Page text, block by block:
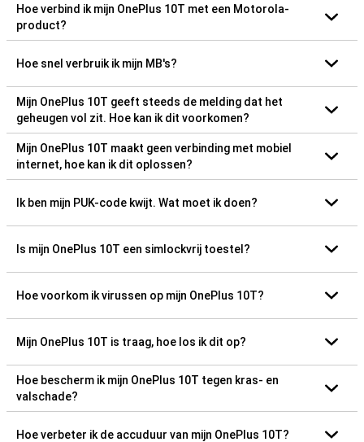
Hoe verbind ik mijn OnePlus 10T met een Motorola-
product?
Hoe snel verbruik ik mijn MB's?
Mijn OnePlus 10T geeft steeds de melding dat het
geheugen vol zit. Hoe kan ik dit voorkomen?
Mijn OnePlus 10T maakt geen verbinding met mobiel
internet, hoe kan ik dit oplossen?
Ik ben mijn PUK-code kwijt. Wat moet ik doen?
Is mijn OnePlus 10T een simlockvrij toestel?
Hoe voorkom ik virussen op mijn OnePlus 10T?
Mijn OnePlus 10T is traag, hoe los ik dit op?
Hoe bescherm ik mijn OnePlus 10T tegen kras- en
valschade?
Hoe verbeter ik de accuduur van mijn OnePlus 10T?